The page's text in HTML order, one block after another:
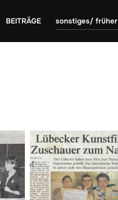
BEITRÄGE sonstiges/ früher